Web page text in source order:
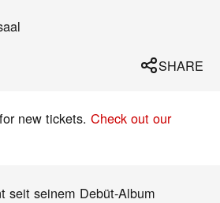
SHARE
new tickets.Check out our
seit seinem Debüt-Album